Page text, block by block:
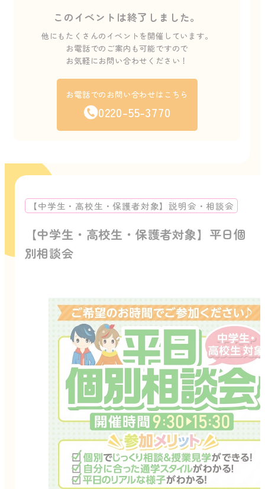
このイベントは終了しました。
他にもたくさんのイベントを開催しています。
お電話でのご案内も可能ですので
お気軽にお問い合わせください！
お電話でのお問い合わせはこちら
0220-55-3770
【中学生・高校生・保護者対象】平日個
別相談会
【中学生・高校生・保護者対象】説明会・相談会